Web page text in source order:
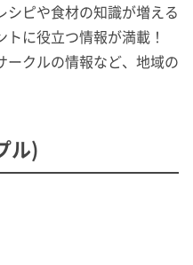
ピや食材の知識が増える
トに役立つ情報が満載！
クルの情報など、地域の
ル)